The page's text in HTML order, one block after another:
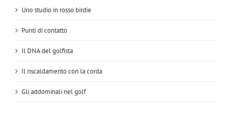
Uno studio in rosso birdie
Punti di contatto
Il DNA del golfista
Il riscaldamento con la corda
Gli addominali nel golf